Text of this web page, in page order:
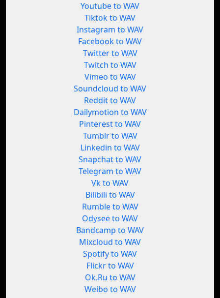
Youtube to WAV
Tiktok to WAV
Instagram to WAV
Facebook to WAV
Twitter to WAV
Twitch to WAV
Vimeo to WAV
Soundcloud to WAV
Reddit to WAV
Dailymotion to WAV
Pinterest to WAV
Tumblr to WAV
Linkedin to WAV
Snapchat to WAV
Telegram to WAV
Vk to WAV
Bilibili to WAV
Rumble to WAV
Odysee to WAV
Bandcamp to WAV
Mixcloud to WAV
Spotify to WAV
Flickr to WAV
Ok.Ru to WAV
Weibo to WAV